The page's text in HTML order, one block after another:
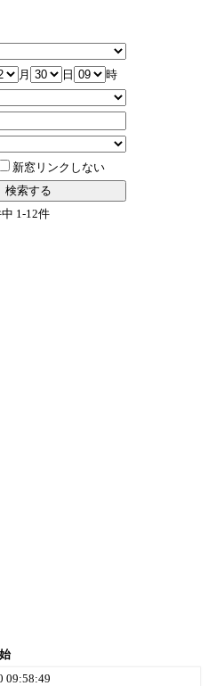
月 日
時
新窓リンクしない
1-12件
09:58:49